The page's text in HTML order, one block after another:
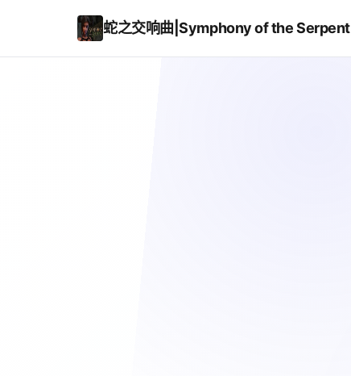
蛇之交响曲|Symphony of the Serpent